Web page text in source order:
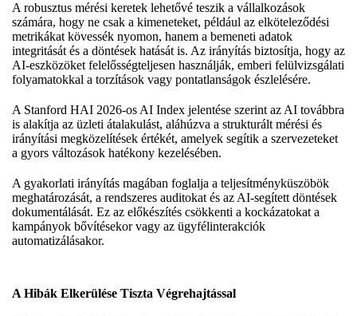
A robusztus mérési keretek lehetővé teszik a vállalkozások
számára, hogy ne csak a kimeneteket, például az elköteleződési
metrikákat kövessék nyomon, hanem a bemeneti adatok
integritását és a döntések hatását is. Az irányítás biztosítja, hogy az
AI-eszközöket felelősségteljesen használják, emberi felülvizsgálati
folyamatokkal a torzítások vagy pontatlanságok észlelésére.
A Stanford HAI 2026-os AI Index jelentése szerint az AI továbbra
is alakítja az üzleti átalakulást, aláhúzva a strukturált mérési és
irányítási megközelítések értékét, amelyek segítik a szervezeteket
a gyors változások hatékony kezelésében.
A gyakorlati irányítás magában foglalja a teljesítményküszöbök
meghatározását, a rendszeres auditokat és az AI-segített döntések
dokumentálását. Ez az előkészítés csökkenti a kockázatokat a
kampányok bővítésekor vagy az ügyfélinterakciók
automatizálásakor.
A Hibák Elkerülése Tiszta Végrehajtással